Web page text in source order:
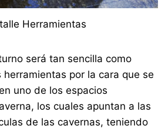
Herramientas
será tan sencilla como
por la cara que se
uno de los espacios
los cuales apuntan a las
de las cavernas, teniendo